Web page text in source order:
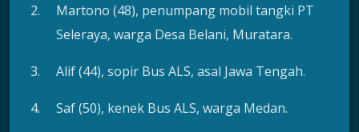
Martono (48), penumpang mobil tangki PT
Seleraya, warga Desa Belani, Muratara.
Alif (44), sopir Bus ALS, asal Jawa Tengah.
Saf (50), kenek Bus ALS, warga Medan.